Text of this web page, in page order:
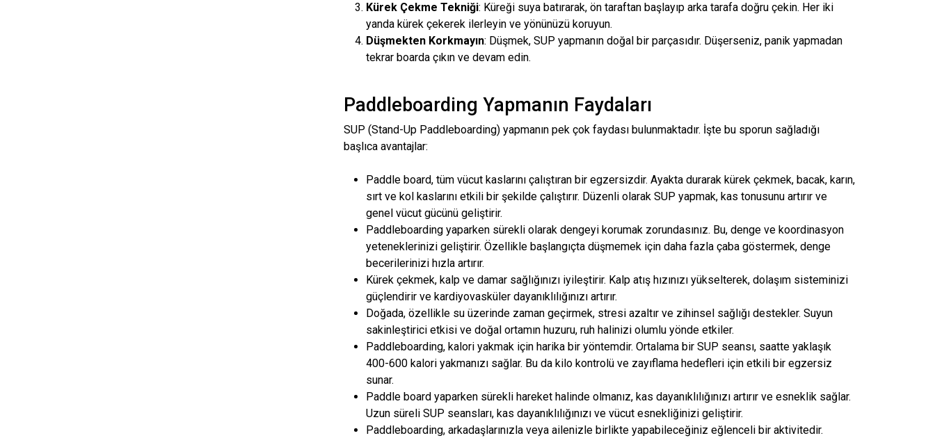
Kürek Çekme Tekniği: Küreği suya batırarak, ön taraftan başlayıp arka tarafa doğru çekin. Her iki
yanda kürek çekerek ilerleyin ve yönünüzü koruyun.
Düşmekten Korkmayın: Düşmek, SUP yapmanın doğal bir parçasıdır. Düşerseniz, panik yapmadan
tekrar boarda çıkın ve devam edin.
Paddleboarding Yapmanın Faydaları
SUP (Stand-Up Paddleboarding) yapmanın pek çok faydası bulunmaktadır. İşte bu sporun sağladığı
başlıca avantajlar:
Paddle board, tüm vücut kaslarını çalıştıran bir egzersizdir. Ayakta durarak kürek çekmek, bacak, karın,
sırt ve kol kaslarını etkili bir şekilde çalıştırır. Düzenli olarak SUP yapmak, kas tonusunu artırır ve
genel vücut gücünü geliştirir.
Paddleboarding yaparken sürekli olarak dengeyi korumak zorundasınız. Bu, denge ve koordinasyon
yeteneklerinizi geliştirir. Özellikle başlangıçta düşmemek için daha fazla çaba göstermek, denge
becerilerinizi hızla artırır.
Kürek çekmek, kalp ve damar sağlığınızı iyileştirir. Kalp atış hızınızı yükselterek, dolaşım sisteminizi
güçlendirir ve kardiyovasküler dayanıklılığınızı artırır.
Doğada, özellikle su üzerinde zaman geçirmek, stresi azaltır ve zihinsel sağlığı destekler. Suyun
sakinleştirici etkisi ve doğal ortamın huzuru, ruh halinizi olumlu yönde etkiler.
Paddleboarding, kalori yakmak için harika bir yöntemdir. Ortalama bir SUP seansı, saatte yaklaşık
400-600 kalori yakmanızı sağlar. Bu da kilo kontrolü ve zayıflama hedefleri için etkili bir egzersiz
sunar.
Paddle board yaparken sürekli hareket halinde olmanız, kas dayanıklılığınızı artırır ve esneklik sağlar.
Uzun süreli SUP seansları, kas dayanıklılığınızı ve vücut esnekliğinizi geliştirir.
Paddleboarding, arkadaşlarınızla veya ailenizle birlikte yapabileceğiniz eğlenceli bir aktivitedir.